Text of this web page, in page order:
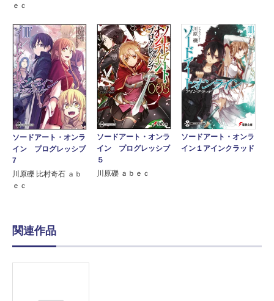
ｅｃ
ソードアート・オンラ
イン プログレッシブ
7
川原礫 比村奇石 ａｂ
ｅｃ
ソードアート・オンラ
イン プログレッシブ
５
川原礫 ａｂｅｃ
ソードアート・オンラ
イン１アインクラッド
関連作品